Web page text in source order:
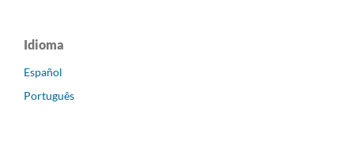
Idioma
Español
Português